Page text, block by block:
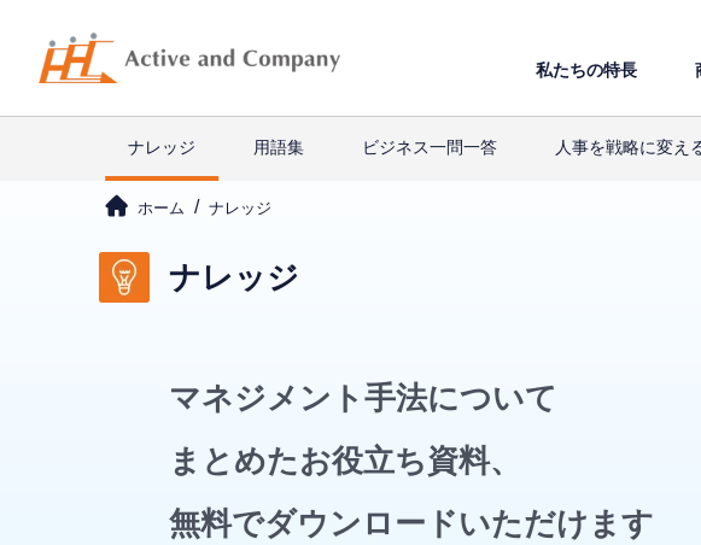
私たちの特⻑
ナレッジ 用語集 ビジネス一問一答 人事を戦略に変え
ホーム ナレッジ
ナレッジ
マネジメント手法について
まとめたお役立ち資料、
無料でダウンロードいただけます